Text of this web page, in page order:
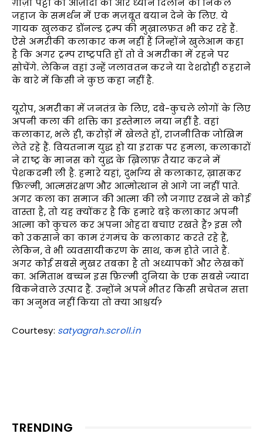
ग़ाज़ा पट्टी की आज़ादी की ओर ध्यान दिलाने को निकले
जहाज के समर्थन में एक मज़बूत बयान देने के लिए. ये
गायक खुलकर डॉनल्ड ट्रम्प की मुख़ालफ़त भी कर रहे हैं.
ऐसे अमरीकी कलाकार कम नहीं हैं जिन्होंने खुलेआम कहा
है कि अगर ट्रम्प राष्ट्रपति हों तो वे अमरीका में रहने पर
सोचेंगे. लेकिन वहां उन्हें जलावतन करने या देशद्रोही ठहराने
के बारे में किसी ने कुछ कहा नहीं है.
यूरोप, अमरीका में जनतंत्र के लिए, दबे-कुचले लोगों के लिए
अपनी कला की शक्ति का इस्तेमाल नया नहीं है. वहां
कलाकार, भले ही, करोड़ों में खेलते हों, राजनीतिक जोखिम
लेते रहे हैं. वियतनाम युद्ध हो या इराक़ पर हमला, कलाकारों
ने राष्ट्र के मानस को युद्ध के ख़िलाफ़ तैयार करने में
पेशकदमी ली है. हमारे यहां, दुर्भाग्य से कलाकार, ख़ासकर
फ़िल्मी, आत्मसंरक्षण और आत्मोत्थान से आगे जा नहीं पाते.
अगर कला का समाज की आत्मा की लौ जगाए रखने से कोई
वास्ता है, तो यह क्योंकर है कि हमारे बड़े कलाकार अपनी
आत्मा को कुचल कर अपना ओहदा बचाए रखते हैं? इस लौ
को उकसाने का काम रंगमंच के कलाकार करते रहे हैं,
लेकिन, वे भी व्यवसायीकरण के साथ, कम होते जाते हैं.
अगर कोई सबसे मुखर तबक़ा है तो अध्यापकों और लेखकों
का. अमिताभ बच्चन इस फ़िल्मी दुनिया के एक सबसे ज्यादा
बिकनेवाले उत्पाद हैं. उन्होंने अपने भीतर किसी सचेतन सत्ता
का अनुभव नहीं किया तो क्या आश्चर्य?
Courtesy: satyagrah.scroll.in
TRENDING